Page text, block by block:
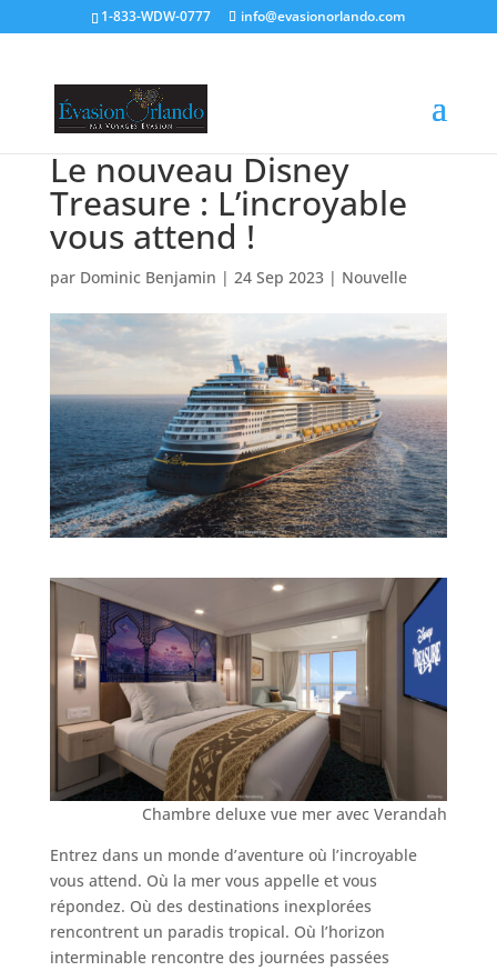
1-833-WDW-0777 info@evasionorlando.com
Le nouveau Disney
Treasure : L’incroyable
vous attend !
par Dominic Benjamin | 24 Sep 2023| Nouvelle
Chambre deluxe vue mer avec Verandah
Entrez dans un monde d’aventure où l’incroyable
vous attend. Où la mer vous appelle et vous
répondez. Où des destinations inexplorées
rencontrent un paradis tropical. Où l’horizon
interminable rencontre des journées passées